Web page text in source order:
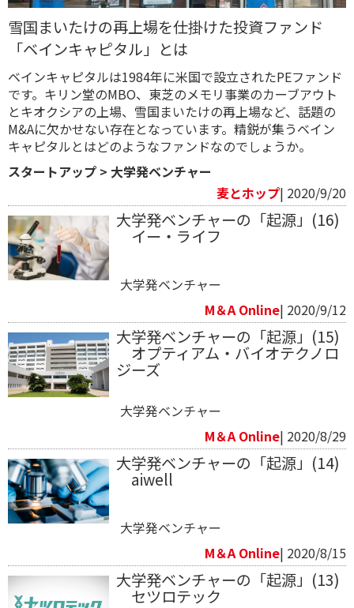
雪国まいたけの再上場を仕掛けた投資ファンド
「ベインキャピタル」とは
ベインキャピタルは1984年に米国で設立されたPEファンド
です。キリン堂のMBO、東芝のメモリ事業のカーブアウト
とキオクシアの上場、雪国まいたけの再上場など、話題の
M&Aに欠かせない存在となっています。精鋭が集うベイン
キャピタルとはどのようなファンドなのでしょうか。
スタートアップ > 大学発ベンチャー
麦とホップ| 2020/9/20
大学発ベンチャーの「起源」(16)
イー・ライフ
大学発ベンチャー
M＆A Online| 2020/9/12
大学発ベンチャーの「起源」(15)
オプティアム・バイオテクノロ
ジーズ
大学発ベンチャー
M＆A Online| 2020/8/29
大学発ベンチャーの「起源」(14)
aiwell
大学発ベンチャー
M＆A Online| 2020/8/15
大学発ベンチャーの「起源」(13)
セツロテック